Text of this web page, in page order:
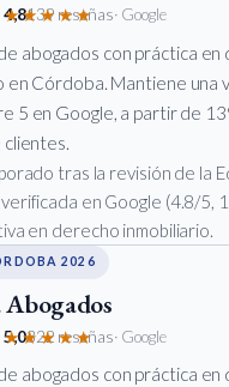
★★★★★
4,8139 reseñas· Google
abogados con práctica en
en Córdoba. Mantiene una
5 en Google, a partir de
clientes.
tras la revisión de la
en Google (4.8/5,
en derecho inmobiliario.
2026
★★★★★
5,0322 reseñas· Google
abogados con práctica en